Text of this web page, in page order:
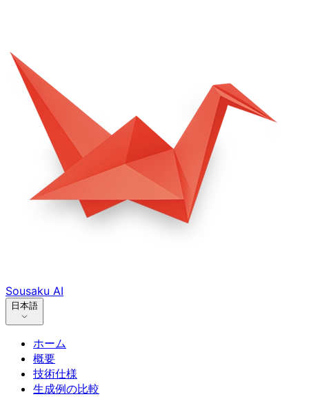
Sousaku AI
日本語
ホーム
概要
技術仕様
生成例の比較